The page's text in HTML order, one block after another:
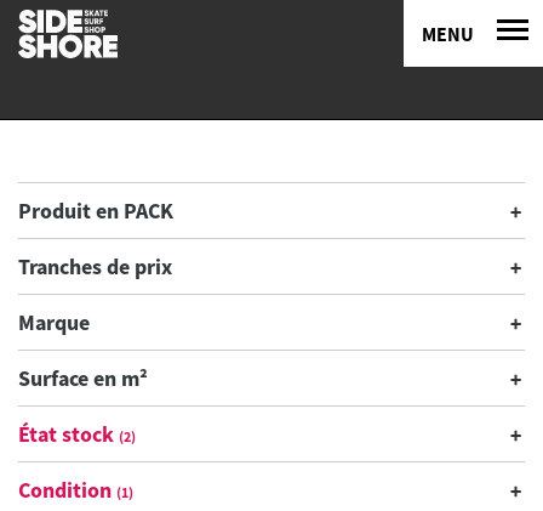
MENU
Produit en PACK
Tranches de prix
Marque
Surface en m²
État stock (2)
Condition (1)